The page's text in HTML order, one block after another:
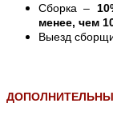
Сборка –
менее, чем
Выезд